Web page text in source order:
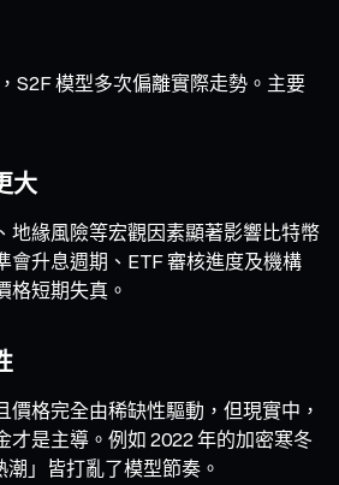
S2F 模型多次偏離實際走勢。主要
大
地緣風險等宏觀因素顯著影響比特幣
會升息週期、ETF 審核進度及機構
格短期失真。
價格完全由稀缺性驅動，但現實中，
才是主導。例如 2022 年的加密寒冬
」皆打亂了模型節奏。